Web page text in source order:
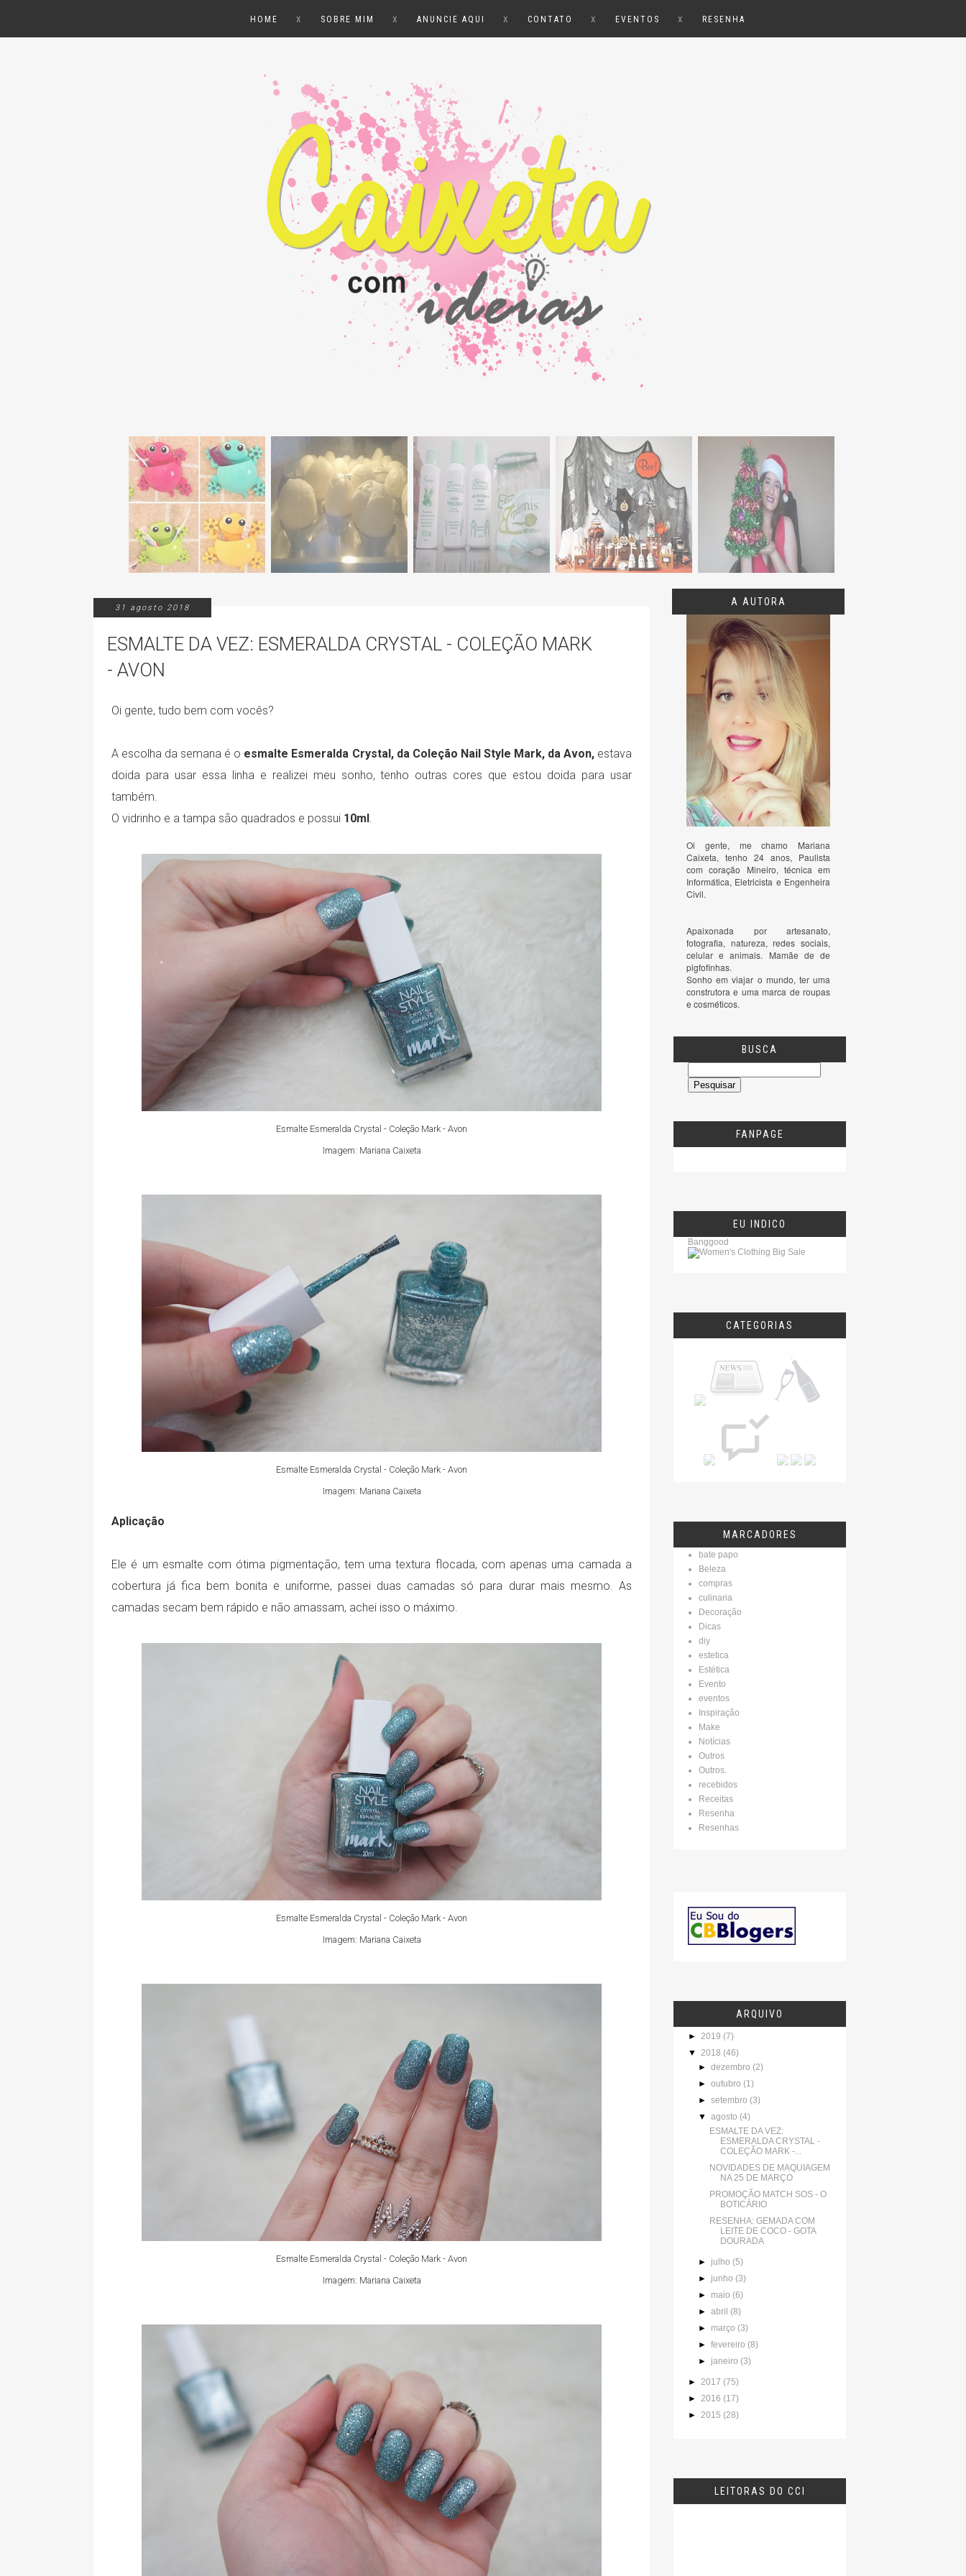
HOME x SOBRE MIM x ANUNCIE AQUI x CONTATO x EVENTOS x RESENHA
31 agosto 2018
ESMALTE DA VEZ: ESMERALDA CRYSTAL - COLEÇÃO MARK
- AVON
Oi gente, tudo bem com vocês?
A escolha da semana é o esmalte Esmeralda Crystal, da Coleção Nail Style Mark, da Avon,estava
doida para usar essa linha e realizei meu sonho, tenho outras cores que estou doida para usar
também.
O vidrinho e a tampa são quadrados e possui 10ml.
Esmalte Esmeralda Crystal - Coleção Mark - Avon
Imagem: Mariana Caixeta
Esmalte Esmeralda Crystal - Coleção Mark - Avon
Imagem: Mariana Caixeta
Aplicação
Ele é um esmalte com ótima pigmentação, tem uma textura flocada, com apenas uma camada a
cobertura já fica bem bonita e uniforme, passei duas camadas só para durar mais mesmo. As
camadas secam bem rápido e não amassam, achei isso o máximo.
Esmalte Esmeralda Crystal - Coleção Mark - Avon
Imagem: Mariana Caixeta
Esmalte Esmeralda Crystal - Coleção Mark - Avon
Imagem: Mariana Caixeta
A AUTORA
Oi gente, me chamo Mariana
Caixeta, tenho 24 anos, Paulista
com coração Mineiro, técnica em
Informática, Eletricista e Engenheira
Civil.
Apaixonada por artesanato,
fotografia, natureza, redes sociais,
celular e animais. Mamãe de de
pigfofinhas.
Sonho em viajar o mundo, ter uma
construtora e uma marca de roupas
e cosméticos.
BUSCA
FANPAGE
EU INDICO
Banggood
CATEGORIAS
MARCADORES
bate papo
Beleza
compras
culinaria
Decoração
Dicas
diy
estetica
Estética
Evento
eventos
Inspiração
Make
Notícias
Outros
Outros.
recebidos
Receitas
Resenha
Resenhas
ARQUIVO
► 2019 (7)
▼ 2018 (46)
►dezembro (2)
►outubro (1)
►setembro (3)
▼ agosto (4)
ESMALTE DA VEZ:
ESMERALDA CRYSTAL -
COLEÇÃO MARK -...
NOVIDADES DE MAQUIAGEM
NA 25 DE MARÇO
PROMOÇÃO MATCH SOS - O
BOTICÁRIO
RESENHA: GEMADA COM
LEITE DE COCO - GOTA
DOURADA
► julho (5)
► junho (3)
► maio (6)
►abril (8)
► março (3)
►fevereiro (8)
► janeiro (3)
► 2017 (75)
► 2016 (17)
► 2015 (28)
LEITORAS DO CCI